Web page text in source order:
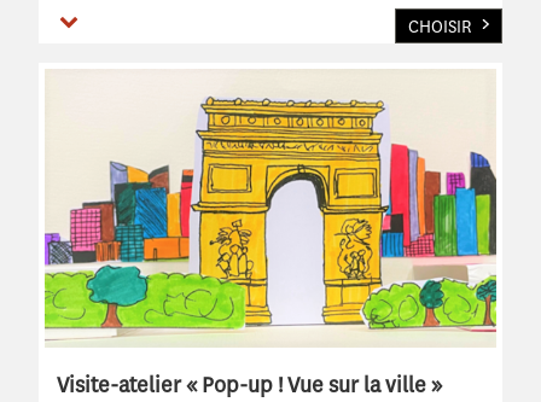
Voir plus
CHOISIR
Visite-atelier « Pop-up ! Vue sur la ville »